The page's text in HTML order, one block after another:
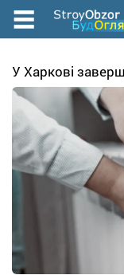
Перейти
до
вмісту
У Харкові